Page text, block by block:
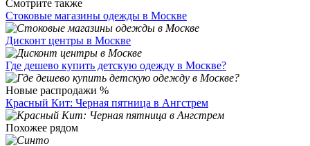
Смотрите также
Стоковые магазины одежды в Москве
Дисконт центры в Москве
Где дешево купить детскую одежду в Москве?
Новые распродажи %
Красный Кит: Черная пятница в Ангстрем
Похожее рядом